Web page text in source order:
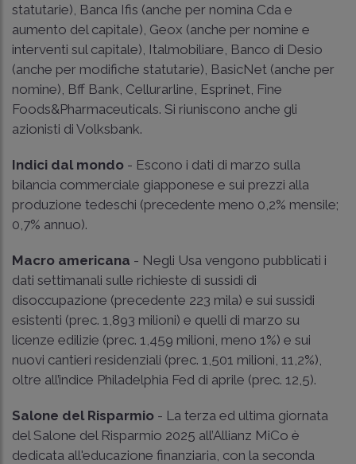
statutarie), Banca Ifis (anche per nomina Cda e
aumento del capitale), Geox (anche per nomine e
interventi sul capitale), Italmobiliare, Banco di Desio
(anche per modifiche statutarie), BasicNet (anche per
nomine), Bff Bank, Cellurarline, Esprinet, Fine
Foods&Pharmaceuticals. Si riuniscono anche gli
azionisti di Volksbank.
Indici dal mondo - Escono i dati di marzo sulla
bilancia commerciale giapponese e sui prezzi alla
produzione tedeschi (precedente meno 0,2% mensile;
0,7% annuo).
Macro americana - Negli Usa vengono pubblicati i
dati settimanali sulle richieste di sussidi di
disoccupazione (precedente 223 mila) e sui sussidi
esistenti (prec. 1,893 milioni) e quelli di marzo su
licenze edilizie (prec. 1,459 milioni, meno 1%) e sui
nuovi cantieri residenziali (prec. 1,501 milioni, 11,2%),
oltre all’indice Philadelphia Fed di aprile (prec. 12,5).
Salone del Risparmio - La terza ed ultima giornata
del Salone del Risparmio 2025 all’Allianz MiCo è
dedicata all'educazione finanziaria, con la seconda